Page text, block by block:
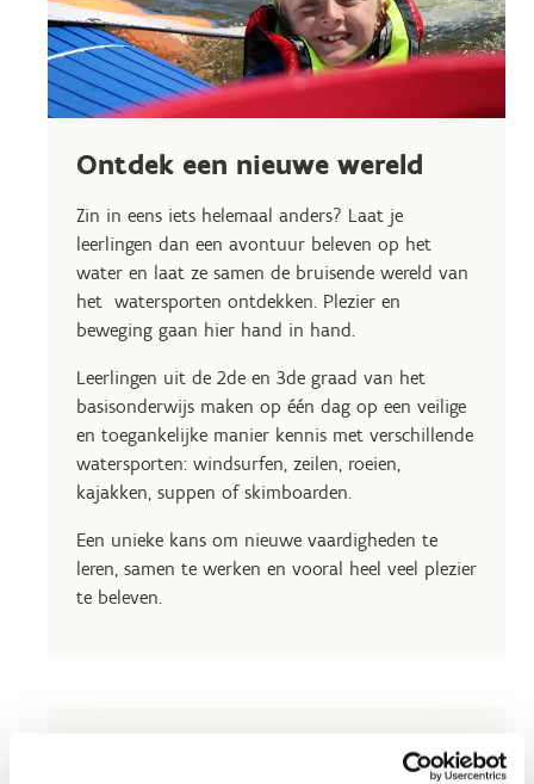
Ontdek een nieuwe wereld
Zin in eens iets helemaal anders? Laat je
leerlingen dan een avontuur beleven op het
water en laat ze samen de bruisende wereld van
het watersporten ontdekken. Plezier en
beweging gaan hier hand in hand.
Leerlingen uit de 2de en 3de graad van het
basisonderwijs maken op één dag op een veilige
en toegankelijke manier kennis met verschillende
watersporten: windsurfen, zeilen, roeien,
kajakken, suppen of skimboarden.
Een unieke kans om nieuwe vaardigheden te
leren, samen te werken en vooral heel veel plezier
te beleven.
Hoe gaat het praktisch in zijn